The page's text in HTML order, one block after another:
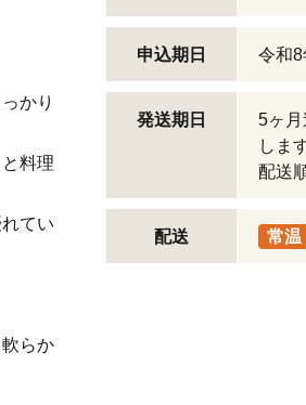
かり
料理
てい
らか
申込期日 令和
発送期日
5ヶ
しま
配送
配送 常温